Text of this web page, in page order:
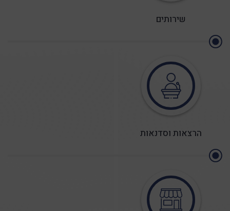
שגעון בסלון
תאריך : 20/08/2026
חכמת דרך
שירותים
הרצאות וסדנאות